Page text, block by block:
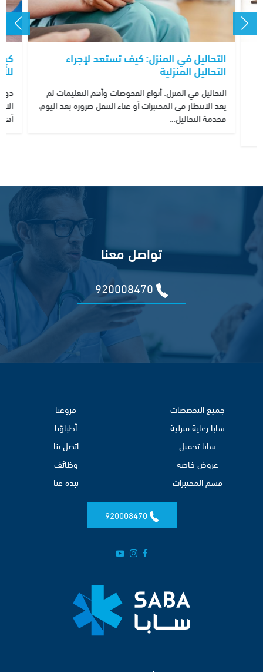
التحاليل في المنزل: كيف تستعد لإجراء
التحاليل المنزلية
التحاليل في المنزل: أنواع الفحوصات وأهم التعليمات لم
يعد الانتظار في المختبرات أو عناء التنقل ضرورة بعد اليوم،
فخدمة التحاليل…
تواصل معنا
جميع التخصصات
سابا رعاية منزلية
سابا تجميل
عروض خاصة
قسم المختبرات
فروعنا
أطباؤنا
اتصل بنا
وظائف
نبذة عنا